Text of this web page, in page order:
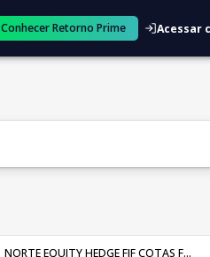
Conhecer Retorno Prime Acessar
NORTE EQUITY HEDGE FIF COTAS F...